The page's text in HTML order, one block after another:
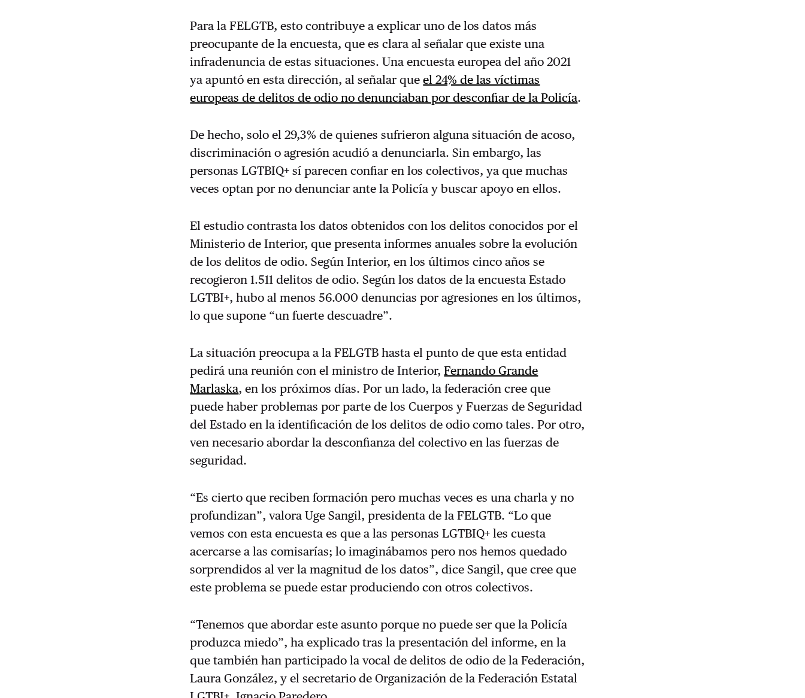
Para la FELGTB, esto contribuye a explicar uno de los datos más
preocupante de la encuesta, que es clara al señalar que existe una
infradenuncia de estas situaciones. Una encuesta europea del año 2021
ya apuntó en esta dirección, al señalar queel 24% de las víctimas
europeas de delitos de odio no denunciaban por desconfiar de la Policía.
De hecho, solo el 29,3% de quienes sufrieron alguna situación de acoso,
discriminación o agresión acudió a denunciarla. Sin embargo, las
personas LGTBIQ+ sí parecen confiar en los colectivos, ya que muchas
veces optan por no denunciar ante la Policía y buscar apoyo en ellos.
El estudio contrasta los datos obtenidos con los delitos conocidos por el
Ministerio de Interior, que presenta informes anuales sobre la evolución
de los delitos de odio. Según Interior, en los últimos cinco años se
recogieron 1.511 delitos de odio. Según los datos de la encuesta Estado
LGTBI+, hubo al menos 56.000 denuncias por agresiones en los últimos,
lo que supone “un fuerte descuadre”.
La situación preocupa a la FELGTB hasta el punto de que esta entidad
pedirá una reunión con el ministro de Interior,Fernando Grande
Marlaska, en los próximos días. Por un lado, la federación cree que
puede haber problemas por parte de los Cuerpos y Fuerzas de Seguridad
del Estado en la identificación de los delitos de odio como tales. Por otro,
ven necesario abordar la desconfianza del colectivo en las fuerzas de
seguridad.
“Es cierto que reciben formación pero muchas veces es una charla y no
profundizan”, valora Uge Sangil, presidenta de la FELGTB. “Lo que
vemos con esta encuesta es que a las personas LGTBIQ+ les cuesta
acercarse a las comisarías; lo imaginábamos pero nos hemos quedado
sorprendidos al ver la magnitud de los datos”, dice Sangil, que cree que
este problema se puede estar produciendo con otros colectivos.
“Tenemos que abordar este asunto porque no puede ser que la Policía
produzca miedo”, ha explicado tras la presentación del informe, en la
que también han participado la vocal de delitos de odio de la Federación,
Laura González, y el secretario de Organización de la Federación Estatal